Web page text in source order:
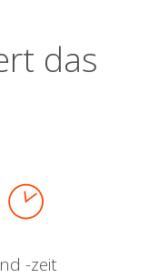
das
-zeit